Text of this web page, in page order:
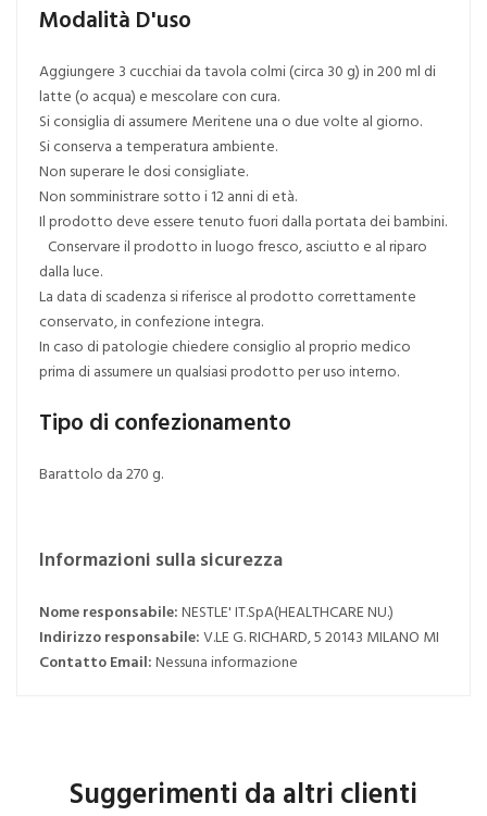
Modalità D'uso
Aggiungere 3 cucchiai da tavola colmi (circa 30 g) in 200 ml di
latte (o acqua) e mescolare con cura.
Si consiglia di assumere Meritene una o due volte al giorno.
Si conserva a temperatura ambiente.
Non superare le dosi consigliate.
Non somministrare sotto i 12 anni di età.
Il prodotto deve essere tenuto fuori dalla portata dei bambini.
Conservare il prodotto in luogo fresco, asciutto e al riparo
dalla luce.
La data di scadenza si riferisce al prodotto correttamente
conservato, in confezione integra.
In caso di patologie chiedere consiglio al proprio medico
prima di assumere un qualsiasi prodotto per uso interno.
Tipo di confezionamento
Barattolo da 270 g.
Informazioni sulla sicurezza
Nome responsabile:NESTLE' IT.SpA(HEALTHCARE NU.)
Indirizzo responsabile:V.LE G. RICHARD, 5 20143 MILANO MI
Contatto Email:Nessuna informazione
Suggerimenti da altri clienti